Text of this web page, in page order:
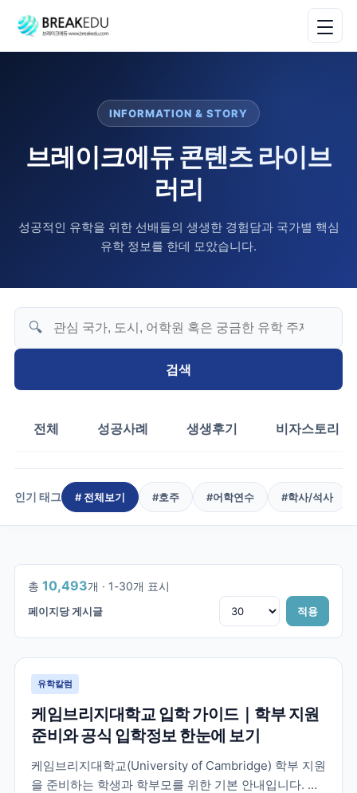
INFORMATION & STORY
브레이크에듀 콘텐츠 라이브
러리
성공적인 유학을 위한 선배들의 생생한 경험담과 국가별 핵심
유학 정보를 한데 모았습니다.
🔍
검색
전체 성공사례 생생후기 비자스토리
인기 태그 # 전체보기 #호주 #어학연수 #학사/석사
총 10,493개 · 1-30개 표시
페이지당 게시글 적용
1/350
유학칼럼
케임브리지대학교 입학 가이드｜학부 지원
준비와 공식 입학정보 한눈에 보기
케임브리지대학교(University of Cambridge) 학부 지원
을 준비하는 학생과 학부모를 위한 기본 안내입니다. 공